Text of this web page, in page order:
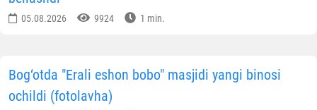
05.08.2026 9924 1 min.
Bog‘otda "Erali eshon bobo" masjidi yangi binosi
ochildi (fotolavha)